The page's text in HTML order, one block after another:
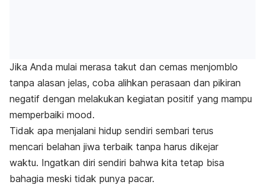
Jika Anda mulai merasa takut dan cemas menjomblo
tanpa alasan jelas, coba alihkan perasaan dan pikiran
negatif dengan melakukan kegiatan positif yang mampu
memperbaiki mood.
Tidak apa menjalani hidup sendiri sembari terus
mencari belahan jiwa terbaik tanpa harus dikejar
waktu. Ingatkan diri sendiri bahwa kita tetap bisa
bahagia meski tidak punya pacar.